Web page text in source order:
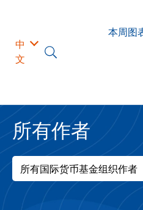
中
文
本周图
所有作者
所有国际货币基金组织作者